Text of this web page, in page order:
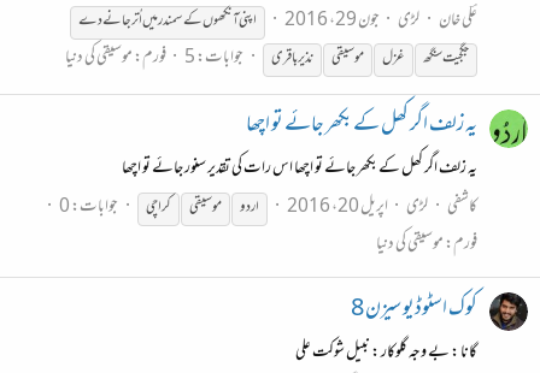
عؔلی خان
لڑی جون 29، 2016
اپنی آنکھوں کے سمندر میں اُتر جانے دے
جگجیت سنگھ
غزل موسیقی نذیر باقری جوابات: 5 فورم:موسیقی کی دنیا
یہ زلف اگر کھل کے بکھر جائے تو اچھا
یہ زلف اگر کھل کے بکھر جائے تو اچھا اس رات کی تقدیر سنور جائے تو اچھا
کاشفی
لڑی اپریل 20، 2016 اردو موسیقی کراچی
جوابات: 0
فورم:موسیقی کی دنیا
کوک اسٹوڈیو سیزن 8
گانا : بے وجہ گلوکار : نبیل شوکت علی